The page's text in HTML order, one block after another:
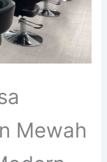
Mewah